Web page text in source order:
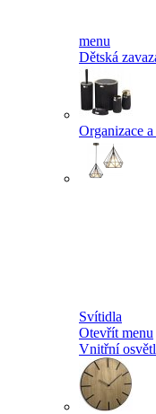
menu
Dětská
Organizace
Svítidla
Otevřít menu
Vnitřní